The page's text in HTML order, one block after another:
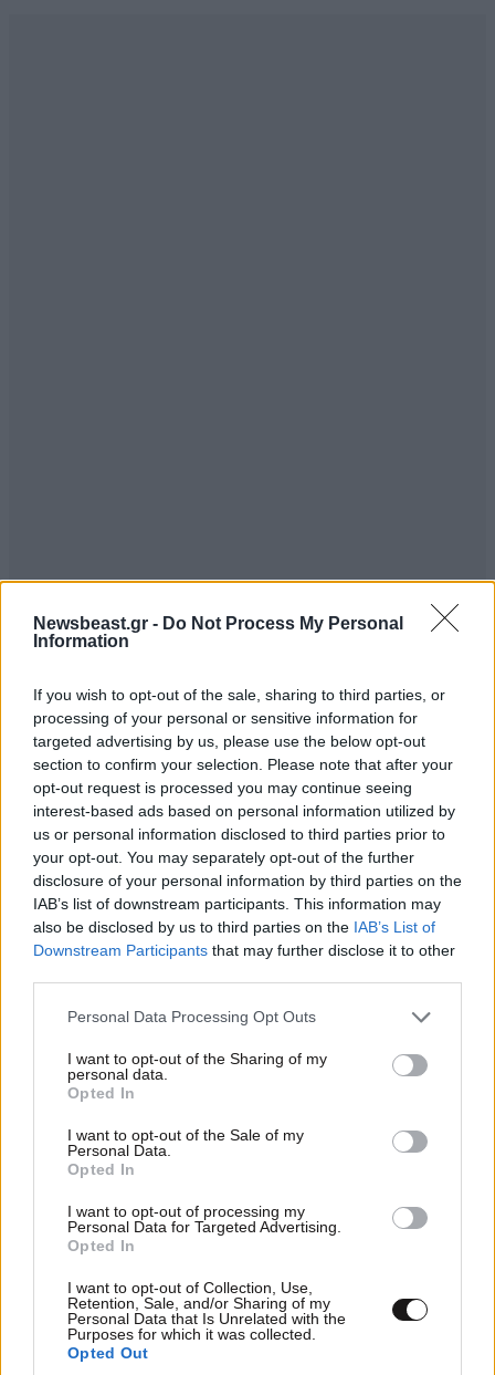
Newsbeast.gr - Do Not Process My Personal
Information
If you wish to opt-out of the sale, sharing to third parties, or
processing of your personal or sensitive information for
targeted advertising by us, please use the below opt-out
section to confirm your selection. Please note that after your
opt-out request is processed you may continue seeing
interest-based ads based on personal information utilized by
us or personal information disclosed to third parties prior to
your opt-out. You may separately opt-out of the further
disclosure of your personal information by third parties on the
IAB’s list of downstream participants. This information may
also be disclosed by us to third parties on the IAB’s List of
Downstream Participants that may further disclose it to other
Please note that this website/app uses one or more Google
not limited to your visit or usage behaviour. You may click to
grant or deny consent to Google and its third-party tags to
use your data for below specified purposes in below Google
consent section.
Personal Data Processing Opt Outs
I want to opt-out of the Sharing of my
personal data.
Opted In
I want to opt-out of the Sale of my
Personal Data.
Opted In
I want to opt-out of processing my
Personal Data for Targeted Advertising.
Opted In
I want to opt-out of Collection, Use,
Retention, Sale, and/or Sharing of my
Personal Data that Is Unrelated with the
Purposes for which it was collected.
Opted Out
Όμως ο θρύλος του Ελ Τσάπο δεν χτίστηκε τόσο από
τη συμπεριφορά του, όσο από τις επικές του
αποδράσεις.
Ο Γκουζμάν συνελήφθη για πρώτη φορά το 1993 στη
Γουατεμάλα, εκδόθηκε στο Μεξικό και
καταδικάστηκε σε ποινή φυλάκισης 20 ετών και 9
μηνών για διακίνηση ναρκωτικών, συμμετοχή σε
εγκληματική οργάνωση και δωροδοκίες. Αργότερα
Στη φυλακή ο Γκουζμάν συνέχισε ουσιαστικά να
του, Αρτούρο. Συνεργάτες του έφερναν στη φυλακή
βαλίτσες γεμάτες χρήματα και κοκαΐνη, αλλά και
υπαλλήλους και να μπορεί να ζει σαν… βασιλιάς,
μετατρέποντας τη φυλακή σε πεντάστερο
ξενοδοχείο και τους σωφρονιστικούς σε υπηρέτες
του. Χάρη σε αυτήν την επιρροή που είχε πάνω σε
όλους κατάφερε το 2001 να αποδράσει εντυπωσιακά,